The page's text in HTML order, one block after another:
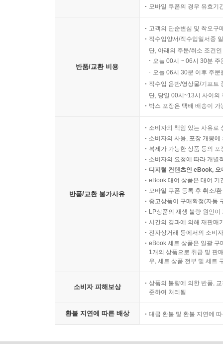
모바일 쿠폰의 경우 유효기
반품/교환 비용
고객의 단순변심 및 착오구
직수입양서/직수입일서중
단, 아래의 주문/취소 조건
오늘 00시 ~ 06시 30분
오늘 06시 30분 이후 주
직수입 음반/영상물/기프트
단, 당일 00시~13시 사이의
박스 포장은 택배 배송이
반품/교환 불가사유
소비자의 책임 있는 사유로
소비자의 사용, 포장 개봉
복제가 가능한 상품 등의
소비자의 요청에 따라 개별
디지털 컨텐츠인 eBook,
eBook 대여 상품은 대여 기
모바일 쿠폰 등록 후 취소/
중고상품이 구매확정(자동
LP상품의 재생 불량 원인
시간의 경과에 의해 재판매
전자상거래 등에서의 소비
eBook 세트 상품은 일괄 구
1개의 상품으로 취급 및 판
우, 세트 상품 전부 및 세트
소비자 피해보상
상품의 불량에 의한 반품,
준하여 처리됨
환불 지연에 따른 배상 대금 환불 및 환불 지연에